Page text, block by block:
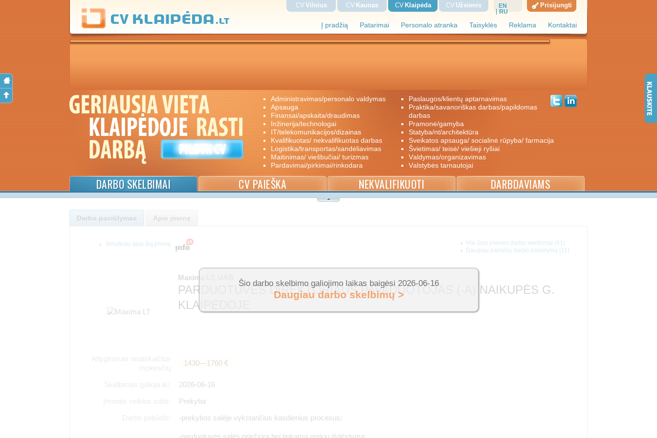
Į pradžią Patarimai Personalo atranka Taisyklės Reklama Kontaktai
CV Vilnius CV Kaunas CV Klaipėda CV Užsienis
EN
RU
Prisijungti
administravimas/personalo valdymas
apsauga
finansai/apskaita/draudimas
inžinerija/technologai
IT/telekomunikacijos/dizainas
kvalifikuotas/ nekvalifikuotas darbas
logistika/transportas/sandėliavimas
maitinimas/ viešbučiai/ turizmas
pardavimai/pirkimai/rinkodara
paslaugos/klientų aptarnavimas
praktika/savanoriškas darbas/papildomas
darbas
pramonė/gamyba
statyba/nt/architektūra
sveikatos apsauga/ socialinė rūpyba/ farmacija
švietimas/ teisė/ viešieji ryšiai
valdymas/organizavimas
valstybės tarnautojai
DARBO SKELBIMAI CV PAIEŠKA NEKVALIFIKUOTI DARBDAVIAMS
Darbo pasiūlymas Apie įmonę
Maxima LT, UAB
PARDUOTUVĖS DIREKTORIAUS PAVADUOTOJAS (-A) NAIKUPĖS G.
KLAIPĖDOJE
1430―1760 €
2026-06-16
Prekyba
-prekybos salėje vykstančius kasdienius procesus;
Visi šios įmonės darbo skelbimai (41)
Daugiau panašių darbo pasiūlymų (11)
Smulkiau apie šią įmonę
Šio darbo skelbimo galiojimo laikas baigėsi 2026-06-16
Daugiau darbo skelbimų >